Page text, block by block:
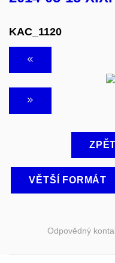
KAC_1120
VĚTŠÍ FORMÁT
Odpovědný